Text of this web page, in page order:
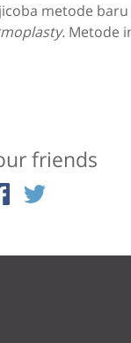
metode
Metode
friends